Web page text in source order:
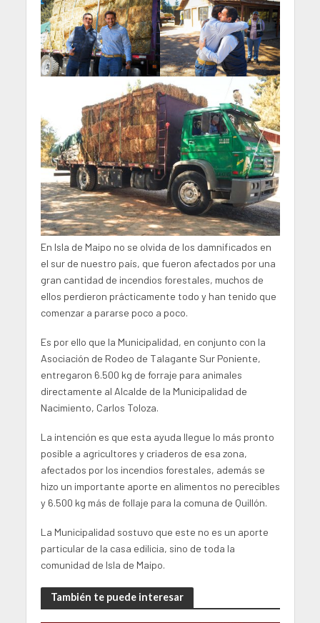
En Isla de Maipo no se olvida de los damnificados en
el sur de nuestro país, que fueron afectados por una
gran cantidad de incendios forestales, muchos de
ellos perdieron prácticamente todo y han tenido que
comenzar a pararse poco a poco.
Es por ello que la Municipalidad, en conjunto con la
Asociación de Rodeo de Talagante Sur Poniente,
entregaron 6.500 kg de forraje para animales
directamente al Alcalde de la Municipalidad de
Nacimiento, Carlos Toloza.
La intención es que esta ayuda llegue lo más pronto
posible a agricultores y criaderos de esa zona,
afectados por los incendios forestales, además se
hizo un importante aporte en alimentos no perecibles
y 6.500 kg más de follaje para la comuna de Quillón.
La Municipalidad sostuvo que este no es un aporte
particular de la casa edilicia, sino de toda la
comunidad de Isla de Maipo.
También te puede interesar